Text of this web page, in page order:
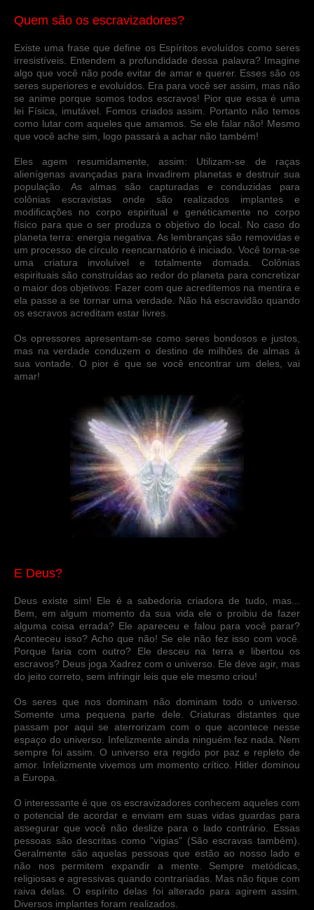
Quem são os escravizadores?
Existe uma frase que define os Espíritos evoluídos como seres
irresistíveis. Entendem a profundidade dessa palavra? Imagine
algo que você não pode evitar de amar e querer. Esses são os
seres superiores e evoluídos. Era para você ser assim, mas não
se anime porque somos todos escravos! Pior que essa é uma
lei Física, imutável. Fomos criados assim. Portanto não temos
como lutar com aqueles que amamos. Se ele falar não! Mesmo
que você ache sim, logo passará a achar não também!
Eles agem resumidamente, assim: Utilizam-se de raças
alienígenas avançadas para invadirem planetas e destruir sua
população. As almas são capturadas e conduzidas para
colônias escravistas onde são realizados implantes e
modificações no corpo espiritual e genéticamente no corpo
físico para que o ser produza o objetivo do local. No caso do
planeta terra: energia negativa. As lembranças são removidas e
um processo de círculo reencarnatório é iniciado. Você torna-se
uma criatura involuível e totalmente domada. Colônias
espirituais são construídas ao redor do planeta para concretizar
o maior dos objetivos: Fazer com que acreditemos na mentira e
ela passe a se tornar uma verdade. Não há escravidão quando
os escravos acreditam estar livres.
Os opressores apresentam-se como seres bondosos e justos,
mas na verdade conduzem o destino de milhões de almas à
sua vontade. O pior é que se você encontrar um deles, vai
amar!
E Deus?
Deus existe sim! Ele é a sabedoria criadora de tudo, mas...
Bem, em algum momento da sua vida ele o proibiu de fazer
alguma coisa errada? Ele apareceu e falou para você parar?
Aconteceu isso? Acho que não! Se ele não fez isso com você.
Porque faria com outro? Ele desceu na terra e libertou os
escravos? Deus joga Xadrez com o universo. Ele deve agir, mas
do jeito correto, sem infringir leis que ele mesmo criou!
Os seres que nos dominam não dominam todo o universo.
Somente uma pequena parte dele. Criaturas distantes que
passam por aqui se aterrorizam com o que acontece nesse
espaço do universo. Infelizmente ainda ninguém fez nada. Nem
sempre foi assim. O universo era regido por paz e repleto de
amor. Infelizmente vivemos um momento crítico. Hitler dominou
a Europa.
O interessante é que os escravizadores conhecem aqueles com
o potencial de acordar e enviam em suas vidas guardas para
assegurar que você não deslize para o lado contrário. Essas
pessoas são descritas como "vigias" (São escravas também).
Geralmente são aquelas pessoas que estão ao nosso lado e
não nos permitem expandir a mente. Sempre metódicas,
religiosas e agressivas quando contrariadas. Mas não fique com
raiva delas. O espírito delas foi alterado para agirem assim.
Diversos implantes foram realizados.